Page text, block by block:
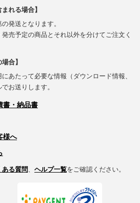
れる場合】
発送となります。
売予定の商品とそれ以外を分けてご注文く
合】
あたって必要な情報（ダウンロード情報、
お送りします。
書・納品書
様へ
ある質問、 ヘルプ一覧をご確認ください。